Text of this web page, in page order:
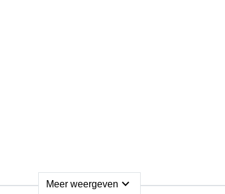
Meer weergeven expand_more